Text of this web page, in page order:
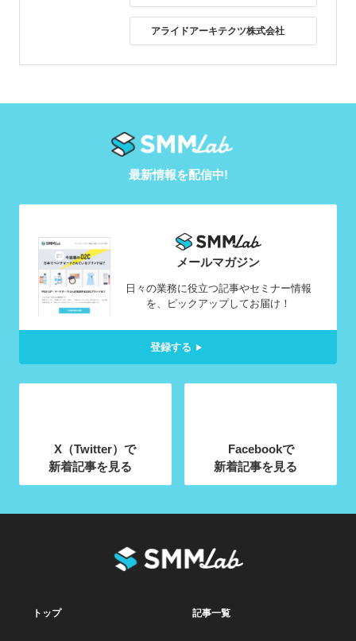
アライドアーキテクツ株式会社
最新情報を配信中!
メールマガジン
日々の業務に役立つ記事やセミナー情報
を、ピックアップしてお届け！
登録する
X（Twitter）で
新着記事を見る
Facebookで
新着記事を見る
トップ 記事一覧